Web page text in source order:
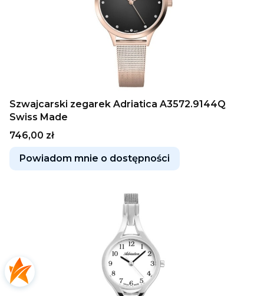
Szwajcarski zegarek Adriatica A3572.9144Q
Swiss Made
Cena
746,00 zł
Powiadom mnie o dostępności